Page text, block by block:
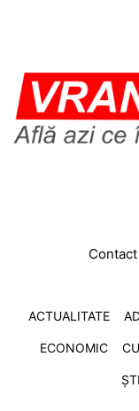
ACTUALITATE
ECONOMIC